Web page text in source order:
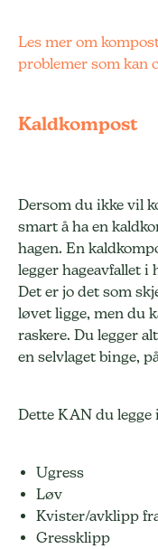
Les mer om
problemer som kan
Kaldkompost
Dersom du ikke vil
smart å ha en
hagen. En
legger hageavfallet i
Det er jo det som
løvet ligge, men du
raskere. Du legger
en selvlaget binge,
Dette KAN du legge
Ugress
Løv
Kvister/avklipp
Gressklipp